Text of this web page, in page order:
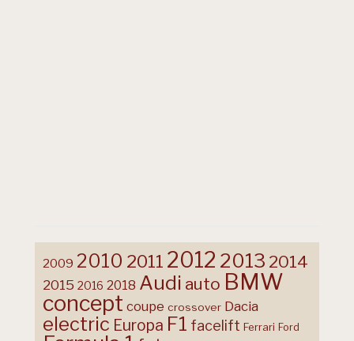
2009 2010 2011 2012 2013 2014
2015 2016 2018 Audi auto BMW
concept coupe crossover Dacia
electric Europa F1 facelift Ferrari Ford